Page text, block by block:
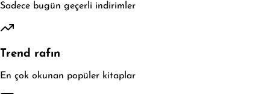
Sadece bugün geçerli indirimler
Trend rafın
En çok okunan popüler kitaplar